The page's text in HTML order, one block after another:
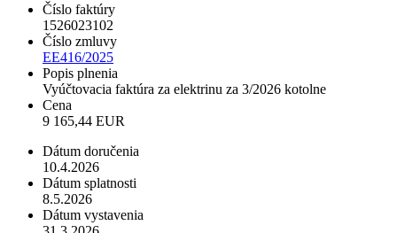
Číslo faktúry
1526023102
Číslo zmluvy
EE416/2025
Popis plnenia
Vyúčtovacia faktúra za elektrinu za 3/2026 kotolne
Cena
9 165,44 EUR
Dátum doručenia
10.4.2026
Dátum splatnosti
8.5.2026
Dátum vystavenia